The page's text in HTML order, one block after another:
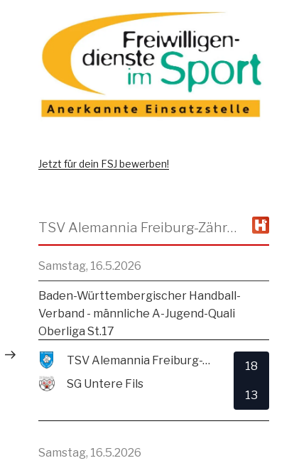
Jetzt für dein FSJ bewerben!
TSV Alemannia Freiburg-Zähringen
Samstag, 16.5.2026
Baden-Württembergischer Handball-
Verband - männliche A-Jugend-Quali
Oberliga St.17
TSV Alemannia Freiburg-Zähringen
SG Untere Fils
18
13
Samstag, 16.5.2026